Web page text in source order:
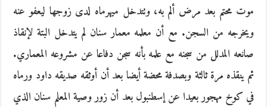
موت محتم بعد مرض ألم به، وتتدخل ميهرماه لدى زوجها ليعفو عنه
ويخرجه من السجن. مع أن معلمه معمار سنان لم يتدخل البتة لإنقاذ
صانعه المدلل من سجنه مع علمه بأنه سجن دفاعا عن مشروعه المعماري.
ثم ينقذه مرة ثالثة وبصدفة محضة أيضا بعد أن أوثقه صديقه داود ورماه
في كوخ مهجور بعيدا عن إسطنبول بعد أن زور وصية المعلم سنان الذي